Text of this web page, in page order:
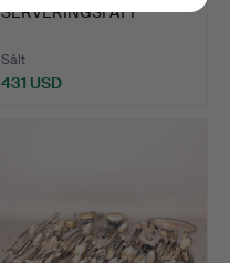
SERVERINGSFAT I
Sålt
431 USD